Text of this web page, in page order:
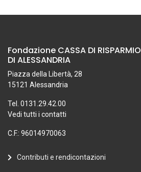
Fondazione CASSA DI RISPARMIO
DI ALESSANDRIA
Piazza della Libertà, 28
15121 Alessandria
Tel. 0131.29.42.00
Vedi tutti i contatti
C.F.: 96014970063
Contributi e rendicontazioni